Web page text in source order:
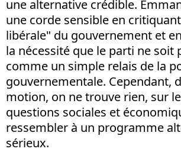
une alternative crédible.
une corde sensible en
libérale" du gouvernement et
la nécessité que le parti ne soit
comme un simple relais de la
gouvernementale. Cependant,
motion, on ne trouve rien, sur
questions sociales et
ressembler à un programme
sérieux.